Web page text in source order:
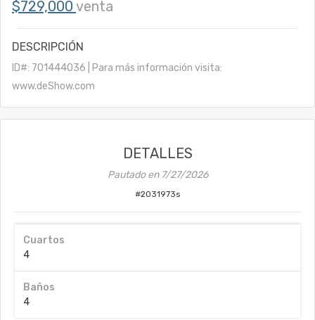
$729,000 venta
DESCRIPCIÓN
ID#: 701444036 | Para más información visita:
www.deShow.com
DETALLES
Pautado en 7/27/2026
#2031973s
Cuartos
4
Baños
4